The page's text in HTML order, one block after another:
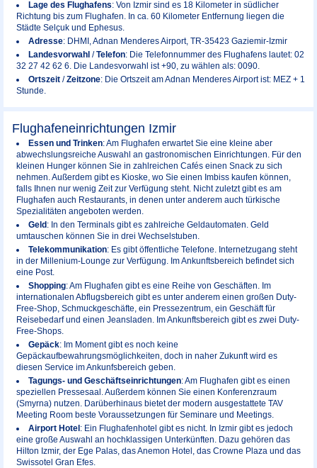
Lage des Flughafens: Von Izmir sind es 18 Kilometer in südlicher
Richtung bis zum Flughafen. In ca. 60 Kilometer Entfernung liegen die
Städte Selçuk und Ephesus.
Adresse: DHMI, Adnan Menderes Airport, TR-35423 Gaziemir-Izmir
Landesvorwahl /Telefon: Die Telefonnummer des Flughafens lautet: 02
32 27 42 62 6. Die Landesvorwahl ist +90, zu wählen als: 0090.
Ortszeit /Zeitzone: Die Ortszeit am Adnan Menderes Airport ist: MEZ + 1
Stunde.
Flughafeneinrichtungen Izmir
Essen und Trinken: Am Flughafen erwartet Sie eine kleine aber
abwechslungsreiche Auswahl an gastronomischen Einrichtungen. Für den
kleinen Hunger können Sie in zahlreichen Cafés einen Snack zu sich
nehmen. Außerdem gibt es Kioske, wo Sie einen Imbiss kaufen können,
falls Ihnen nur wenig Zeit zur Verfügung steht. Nicht zuletzt gibt es am
Flughafen auch Restaurants, in denen unter anderem auch türkische
Spezialitäten angeboten werden.
Geld: In den Terminals gibt es zahlreiche Geldautomaten. Geld
umtauschen können Sie in drei Wechselstuben.
Telekommunikation: Es gibt öffentliche Telefone. Internetzugang steht
in der Millenium-Lounge zur Verfügung. Im Ankunftsbereich befindet sich
eine Post.
Shopping: Am Flughafen gibt es eine Reihe von Geschäften. Im
internationalen Abflugsbereich gibt es unter anderem einen großen Duty-
Free-Shop, Schmuckgeschäfte, ein Pressezentrum, ein Geschäft für
Reisebedarf und einen Jeansladen. Im Ankunftsbereich gibt es zwei Duty-
Free-Shops.
Gepäck: Im Moment gibt es noch keine
Gepäckaufbewahrungsmöglichkeiten, doch in naher Zukunft wird es
diesen Service im Ankunfsbereich geben.
Tagungs- und Geschäftseinrichtungen: Am Flughafen gibt es einen
speziellen Pressesaal. Außerdem können Sie einen Konferenzraum
(Smyrna) nutzen. Darüberhinaus bietet der modern ausgestattete TAV
Meeting Room beste Voraussetzungen für Seminare und Meetings.
Airport Hotel: Ein Flughafenhotel gibt es nicht. In Izmir gibt es jedoch
eine große Auswahl an hochklassigen Unterkünften. Dazu gehören das
Hilton Izmir, der Ege Palas, das Anemon Hotel, das Crowne Plaza und das
Swissotel Gran Efes.